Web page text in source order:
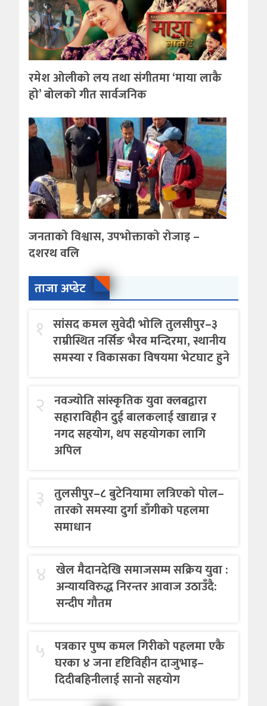
रमेश ओलीको लय तथा संगीतमा ‘माया लाकै
हो’ बोलको गीत सार्वजनिक
जनताको विश्वास, उपभोक्ताको रोजाइ –
दशरथ वलि
ताजा अप्डेट
१ सांसद कमल सुवेदी भोलि तुलसीपुर–३
राम्रीस्थित नर्सिङ भैरव मन्दिरमा, स्थानीय
समस्या र विकासका विषयमा भेटघाट हुने
२ नवज्योति सांस्कृतिक युवा क्लबद्वारा
सहाराविहीन दुई बालकलाई खाद्यान्न र
नगद सहयोग, थप सहयोगका लागि
अपिल
३ तुलसीपुर–८ बुटेनियामा लत्रिएको पोल–
तारको समस्या दुर्गा डाँगीको पहलमा
समाधान
४ खेल मैदानदेखि समाजसम्म सक्रिय युवा :
अन्यायविरुद्ध निरन्तर आवाज उठाउँदै:
सन्दीप गौतम
५ पत्रकार पुष्प कमल गिरीको पहलमा एकै
घरका ४ जना दृष्टिविहीन दाजुभाइ–
दिदीबहिनीलाई सानो सहयोग